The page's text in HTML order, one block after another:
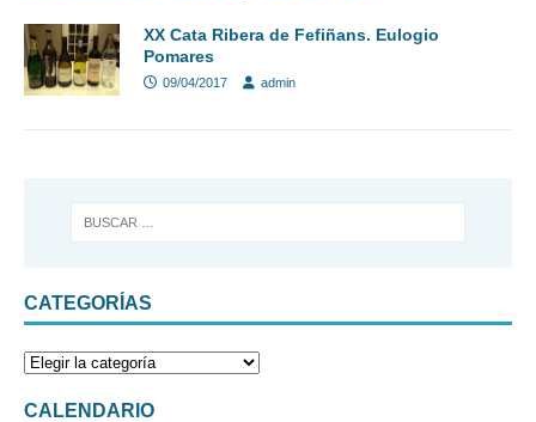
XX Cata Ribera de Fefiñans. Eulogio
Pomares
09/04/2017 admin
CATEGORÍAS
CALENDARIO